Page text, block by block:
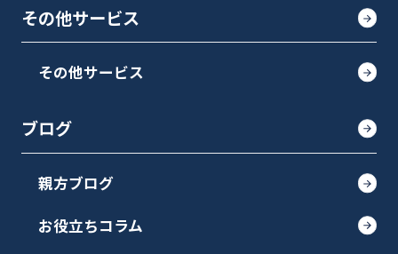
その他サービス
その他サービス
ブログ
親方ブログ
お役立ちコラム